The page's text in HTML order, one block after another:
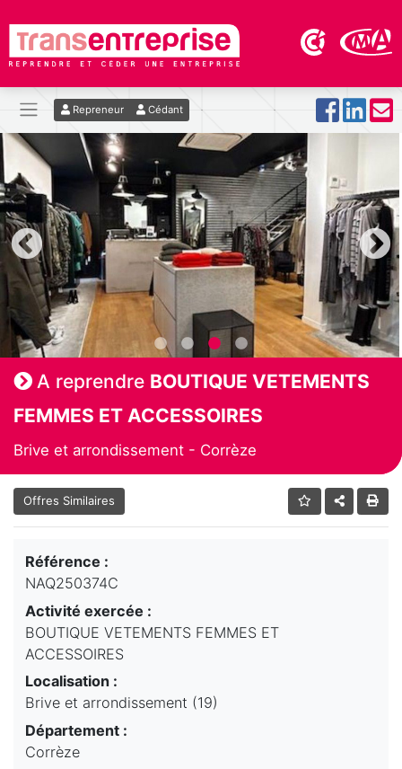
Repreneur Cédant
A reprendre BOUTIQUE VETEMENTS
FEMMES ET ACCESSOIRES
Brive et arrondissement - Corrèze
Offres Similaires
Référence :
NAQ250374C
Activité exercée :
BOUTIQUE VETEMENTS FEMMES ET
ACCESSOIRES
Localisation :
Brive et arrondissement (19)
Département :
Corrèze